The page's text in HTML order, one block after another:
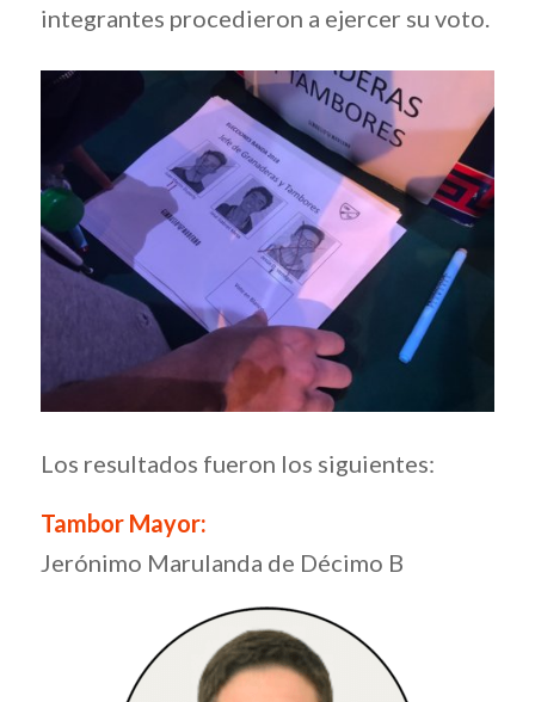
integrantes procedieron a ejercer su voto.
Los resultados fueron los siguientes:
Tambor Mayor:
Jerónimo Marulanda de Décimo B